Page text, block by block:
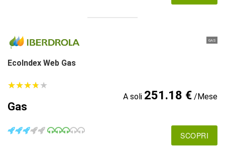
GAS
EcoIndex Web Gas
★★★★★
★★★★★
Gas
A soli 251.18 €/Mese
SCOPRI